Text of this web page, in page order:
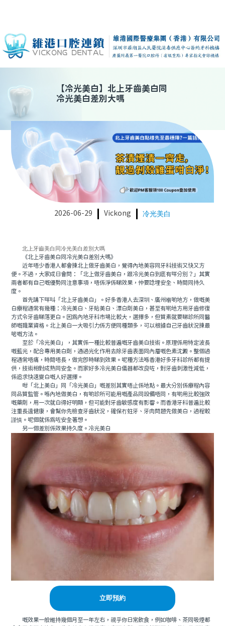
【冷光美白】 北上牙齒美白同
冷光美白差別大嗎
2026-06-29 Vickong 冷光美白
北上牙齒美白同冷光美白差別大嗎
《北上牙齒美白同冷光美白差別大嗎》
近年唔少香港人都會揀北上做牙齒美白，覺得內地美容同牙科技術又快又方
便。不過，大家成日會問：「北上做牙齒美白，跟冷光美白到底有咩分別？」其實
兩者都有自己嘅優勢同注意事項，唔係淨係睇效果，仲要諗埋安全、時間同持久
度。
首先講下咩叫「北上牙齒美白」。好多香港人去深圳、廣州嗰啲地方，做嘅美
白療程通常有幾種：冷光美白、牙貼美白、漂白劑美白，甚至有啲地方用牙齒修復
方式令牙齒睇落更白。因為內地牙科市場比較大，選擇多，但質素就要睇診所同醫
師嘅職業資格。北上美白一大吸引力係方便同種類多，可以根據自己牙齒狀況揀最
啱嘅方法。
至於「冷光美白」，其實係一種比較普遍嘅牙齒美白技術。原理係用特定波長
嘅藍光，配合專用美白劑，通過光化作用去除牙齒表面同內層嘅色素沈澱。整個過
程通常唔痛，時間唔長，做完即時睇到效果。呢種方法喺香港好多牙科診所都有提
供，技術相對成熟同安全。而家好多冷光美白儀器都改良咗，對牙齒刺激性減低，
係追求快速變白嘅人好選擇。
咁「北上美白」同「冷光美白」嘅差別其實唔止係地點。最大分別係療程內容
同品質監管。喺內地做美白，有啲診所可能用嘅產品同設備唔同，有啲用比較強效
嘅藥劑，用一次就白得好明顯，但可能對牙齒敏感度有影響。而香港牙科普遍比較
注重長遠健康，會幫你先檢查牙齒狀況，確保冇蛀牙、牙肉問題先做美白，過程較
謹慎。呢個就係為咗安全著想。
另一個差別係效果持久度。冷光美白
立即預約
嘅效果一般維持幾個月至一年左右，視乎你日常飲食，例如咖啡、茶同吸煙都